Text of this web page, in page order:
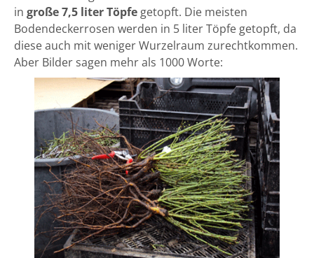
in große 7,5 liter Töpfe getopft. Die meisten
Bodendeckerrosen werden in 5 liter Töpfe getopft, da
diese auch mit weniger Wurzelraum zurechtkommen.
Aber Bilder sagen mehr als 1000 Worte: